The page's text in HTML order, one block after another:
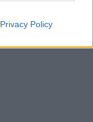
Privacy Policy